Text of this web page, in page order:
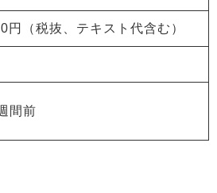
円（税抜、テキスト代含む）
間前